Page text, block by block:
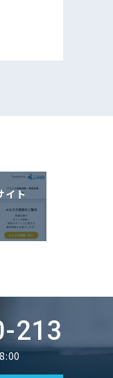
イト
213